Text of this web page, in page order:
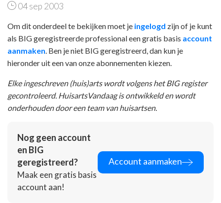
04 sep 2003
Om dit onderdeel te bekijken moet je ingelogd zijn of je kunt
als BIG geregistreerde professional een gratis basis account
aanmaken . Ben je niet BIG geregistreerd, dan kun je
hieronder uit een van onze abonnementen kiezen.
Elke ingeschreven (huis)arts wordt volgens het BIG register
gecontroleerd. HuisartsVandaag is ontwikkeld en wordt
onderhouden door een team van huisartsen.
Nog geen account
en BIG
geregistreerd?
Maak een gratis basis
account aan!
Account aanmaken